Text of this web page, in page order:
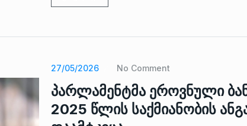
27/05/2026 No Comment
პარლამენტმა ეროვნული
2025 წლის საქმიანობის